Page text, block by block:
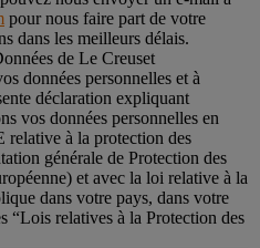
pour nous faire part de votre
dans les meilleurs délais.
de Le Creuset
données personnelles et à
déclaration expliquant
vos données personnelles en
à la protection des
générale de Protection des
et avec la loi relative à la
dans votre pays, dans votre
“Lois relatives à la Protection des